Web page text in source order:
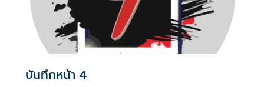
บันทึกหน้า 4